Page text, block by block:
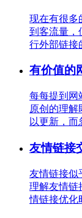
现在有很多
到客流量，
行外部链
有价值的
每每提到网
原创的理解
以更新，
友情链接
友情链接似
理解友情链
情链接优